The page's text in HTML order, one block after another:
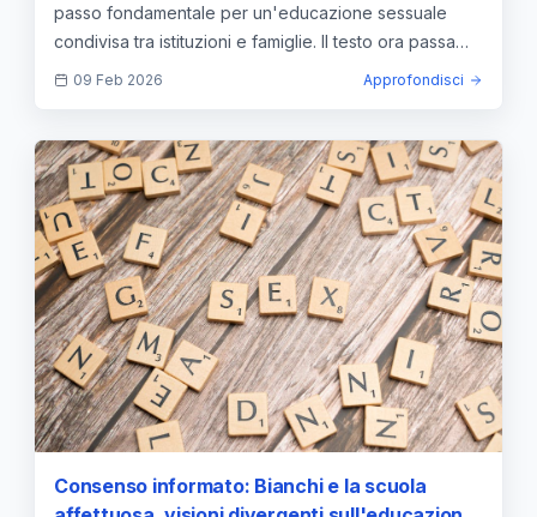
passo fondamentale per un'educazione sessuale
condivisa tra istituzioni e famiglie. Il testo ora passa
all’Aula.
09 Feb 2026 Approfondisci
Consenso informato: Bianchi e la scuola